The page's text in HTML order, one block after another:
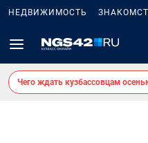
НЕДВИЖИМОСТЬ
Чего ждать кузбассовцам